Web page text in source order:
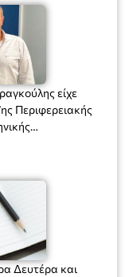
είχε
Περιφερειακής
Λ.Σ. κ. Ιωάννη
Δευτέρα και